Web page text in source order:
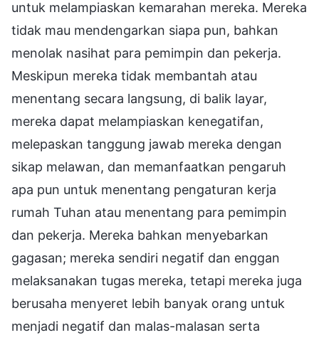
untuk melampiaskan kemarahan mereka. Mereka
tidak mau mendengarkan siapa pun, bahkan
menolak nasihat para pemimpin dan pekerja.
Meskipun mereka tidak membantah atau
menentang secara langsung, di balik layar,
mereka dapat melampiaskan kenegatifan,
melepaskan tanggung jawab mereka dengan
sikap melawan, dan memanfaatkan pengaruh
apa pun untuk menentang pengaturan kerja
rumah Tuhan atau menentang para pemimpin
dan pekerja. Mereka bahkan menyebarkan
gagasan; mereka sendiri negatif dan enggan
melaksanakan tugas mereka, tetapi mereka juga
berusaha menyeret lebih banyak orang untuk
menjadi negatif dan malas-malasan serta